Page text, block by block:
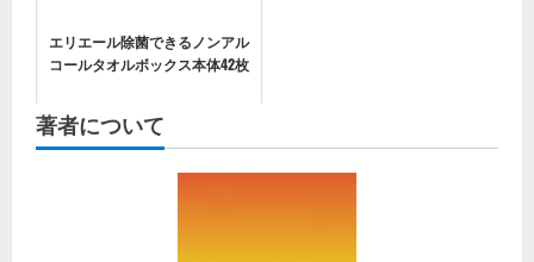
エリエール除菌できるノンアル
コールタオルボックス本体42枚
著者について